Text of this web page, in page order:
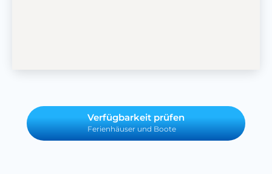
Verfügbarkeit prüfen
Ferienhäuser und Boote